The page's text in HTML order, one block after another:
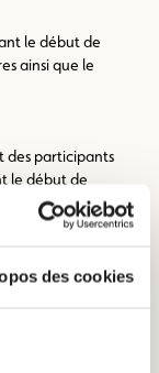
des cookies
le début de
ainsi que le
des participants
le début de
veut pas
sera